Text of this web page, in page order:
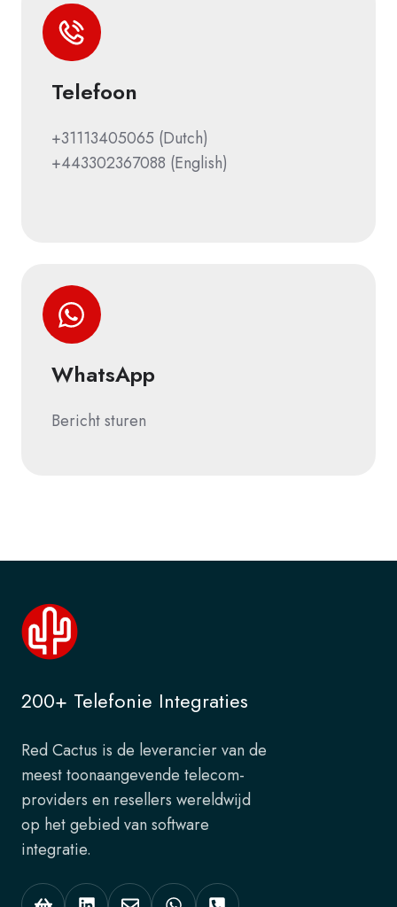
Telefoon
+31113405065 (Dutch)
+443302367088 (English)
WhatsApp
Bericht sturen
200+ Telefonie Integraties
Red Cactus is de leverancier van de
meest toonaangevende telecom-
providers en resellers wereldwijd
op het gebied van software
integratie.